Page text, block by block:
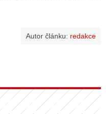
Autor článku: redakce